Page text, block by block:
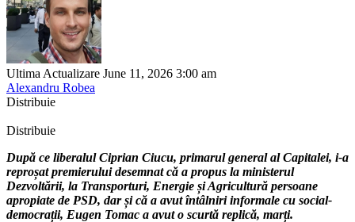
Ultima Actualizare June 11, 2026 3:00 am
Alexandru Robea
Distribuie
Distribuie
După ce liberalul Ciprian Ciucu, primarul general al Capitalei, i-a
reproșat premierului desemnat că a propus la ministerul
Dezvoltării, la Transporturi, Energie și Agricultură persoane
apropiate de PSD, dar și că a avut întâlniri informale cu social-
democrații, Eugen Tomac a avut o scurtă replică, marți.